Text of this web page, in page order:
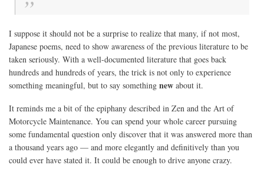
I suppose it should not be a surprise to realize that many, if not most,
Japanese poems, need to show awareness of the previous literature to be
taken seriously. With a well-documented literature that goes back
hundreds and hundreds of years, the trick is not only to experience
something meaningful, but to say something new about it.
It reminds me a bit of the epiphany described in Zen and the Art of
Motorcycle Maintenance. You can spend your whole career pursuing
some fundamental question only discover that it was answered more than
a thousand years ago — and more elegantly and definitively than you
could ever have stated it. It could be enough to drive anyone crazy.